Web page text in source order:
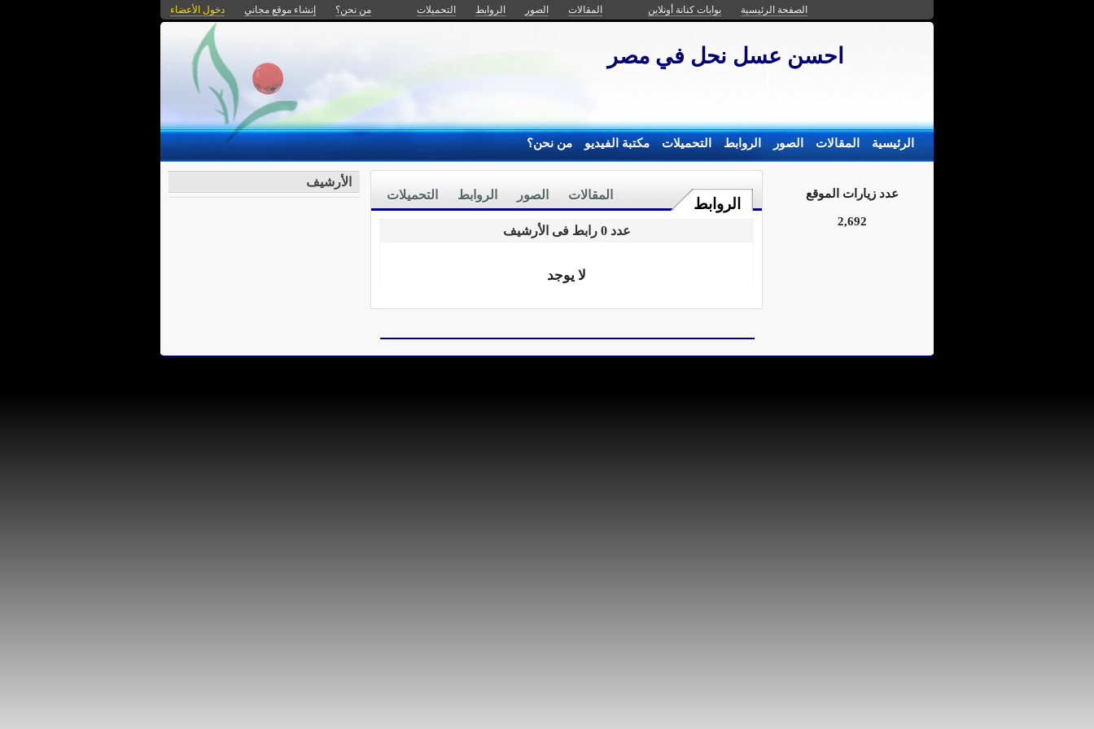
الصفحة الرئيسية بوابات كنانة أونلاين المقالات الصور الروابط التحميلات من نحن؟ إنشاء موقع مجاني دخول الأعضاء
احسن عسل نحل في مصر
الرئيسية المقالات الصور الروابط التحميلات مكتبة الفيديو من نحن؟
الروابط
التحميلات الروابط الصور المقالات
عدد 0 رابط فى الأرشيف
لا يوجد
عدد زيارات الموقع
2,692
الأرشيف